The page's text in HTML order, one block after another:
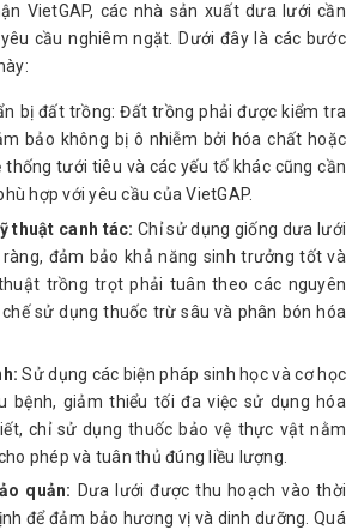
VietGAP, các nhà sản xuất dưa lưới cần
cầu nghiêm ngặt. Dưới đây là các bước
bị đất trồng: Đất trồng phải được kiểm tra
bảo không bị ô nhiễm bởi hóa chất hoặc
thống tưới tiêu và các yếu tố khác cũng cần
hợp với yêu cầu của VietGAP.
thuật canh tác: Chỉ sử dụng giống dưa lưới
đảm bảo khả năng sinh trưởng tốt và
trồng trọt phải tuân theo các nguyên
sử dụng thuốc trừ sâu và phân bón hóa
Sử dụng các biện pháp sinh học và cơ học
bệnh, giảm thiểu tối đa việc sử dụng hóa
chỉ sử dụng thuốc bảo vệ thực vật nằm
phép và tuân thủ đúng liều lượng.
quản: Dưa lưới được thu hoạch vào thời
để đảm bảo hương vị và dinh dưỡng. Quá